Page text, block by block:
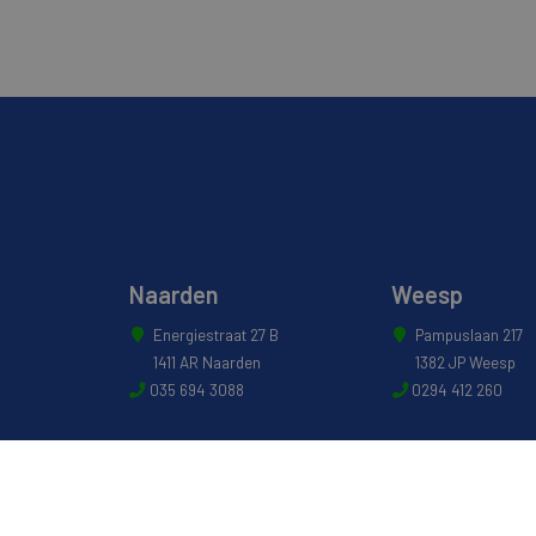
Naarden
Energiestraat 27 B
1411 AR Naarden
035 694 3088
Weesp
Pampuslaan 217
1382 JP Weesp
0294 412 260